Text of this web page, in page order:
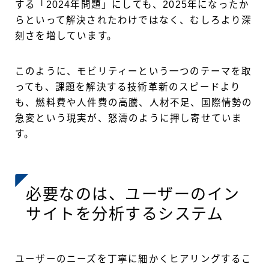
する「2024年問題」にしても、2025年になったか
らといって解決されたわけではなく、むしろより深
刻さを増しています。
このように、モビリティーという一つのテーマを取
っても、課題を解決する技術革新のスピードより
も、燃料費や人件費の高騰、人材不足、国際情勢の
急変という現実が、怒濤のように押し寄せていま
す。
必要なのは、ユーザーのイン
サイトを分析するシステム
ユーザーのニーズを丁寧に細かくヒアリングするこ